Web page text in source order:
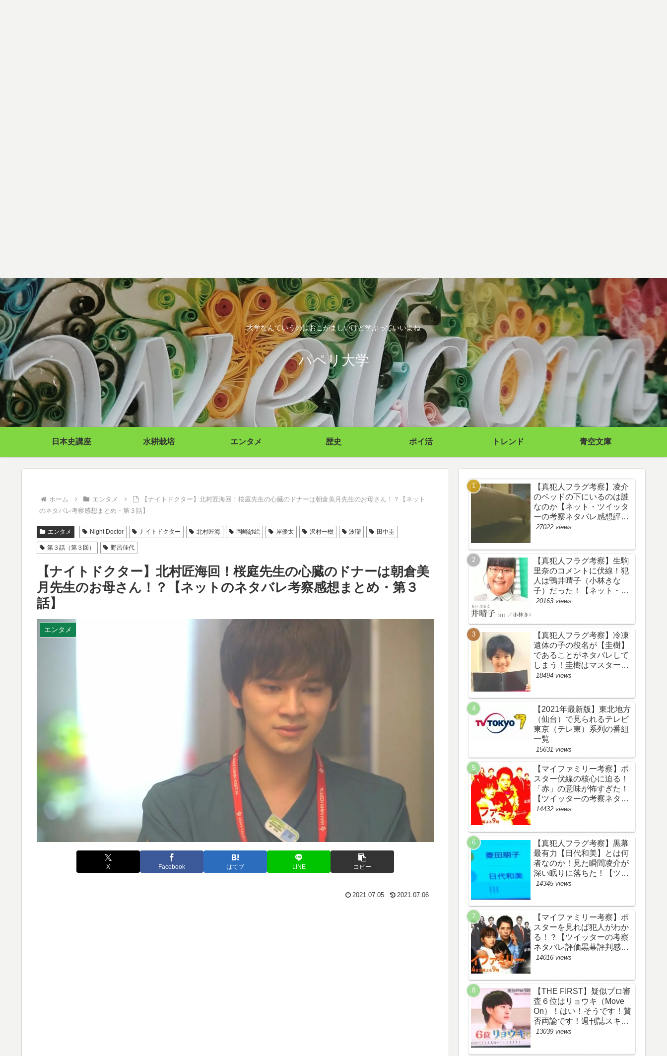
大学なんていうのはおこがましいけど学ぶっていいよね
パペリ大学
日本史講座 水耕栽培 エンタメ 歴史 ポイ活 トレンド 青空文庫
ホーム エンタメ
【ナイトドクター】北村匠海回！桜庭先生の心臓のドナーは朝倉美月先生のお母さん！？【ネット
のネタバレ考察感想まとめ・第３話】
エンタメ Night Doctor ナイトドクター 北村匠海 岡崎紗絵 岸優太 沢村一樹 波瑠 田中圭
第３話（第３回） 野呂佳代
【ナイトドクター】北村匠海回！桜庭先生の心臓のドナーは朝倉美
月先生のお母さん！？【ネットのネタバレ考察感想まとめ・第３
話】
エンタメ
X Facebook はてブ LINE コピー
2021.07.05 2021.07.06
【真犯人フラグ考察】凌介
のベッドの下にいるのは誰
なのか【ネット・ツイッタ
ーの考察ネタバレ感想評価
評判あらすじ原作犯人キャ
27022 views
【真犯人フラグ考察】生駒
里奈のコメントに伏線！犯
人は鴨井晴子（小林きな
子）だった！【ネット・ツ
イッターの考察ネタバレ感
め・鴨居晴子】
20163 views
【真犯人フラグ考察】冷凍
遺体の子の役名が【圭樹】
であることがネタバレして
しまう！圭樹はマスター日
野渉とバタコの子供か！
作犯人キャスト黒幕伏線ま
とめ】
18494 views
【2021年最新版】東北地方
（仙台）で見られるテレビ
東京（テレ東）系列の番組
一覧
15631 views
【マイファミリー考察】ポ
スター伏線の核心に迫る！
「赤」の意味が怖すぎた！
【ツイッターの考察ネタバ
レ評価黒幕評判感想批判原
14432 views
【真犯人フラグ考察】黒幕
最有力【日代和美】とは何
者なのか！見た瞬間凌介が
深い眠りに落ちた！【ツイ
ッターの考察ネタバレ感想
14345 views
【マイファミリー考察】ポ
スターを見れば犯人がわか
る！？【ツイッターの考察
ネタバレ評価黒幕評判感想
批判原作犯人キャスト脚本
14016 views
【THE FIRST】疑似プロ審
査６位はリョウキ（Move
On）！はい！そうです！賛
否両論です！週刊誌スキャ
ンダルの件も尾を引いてま
13039 views